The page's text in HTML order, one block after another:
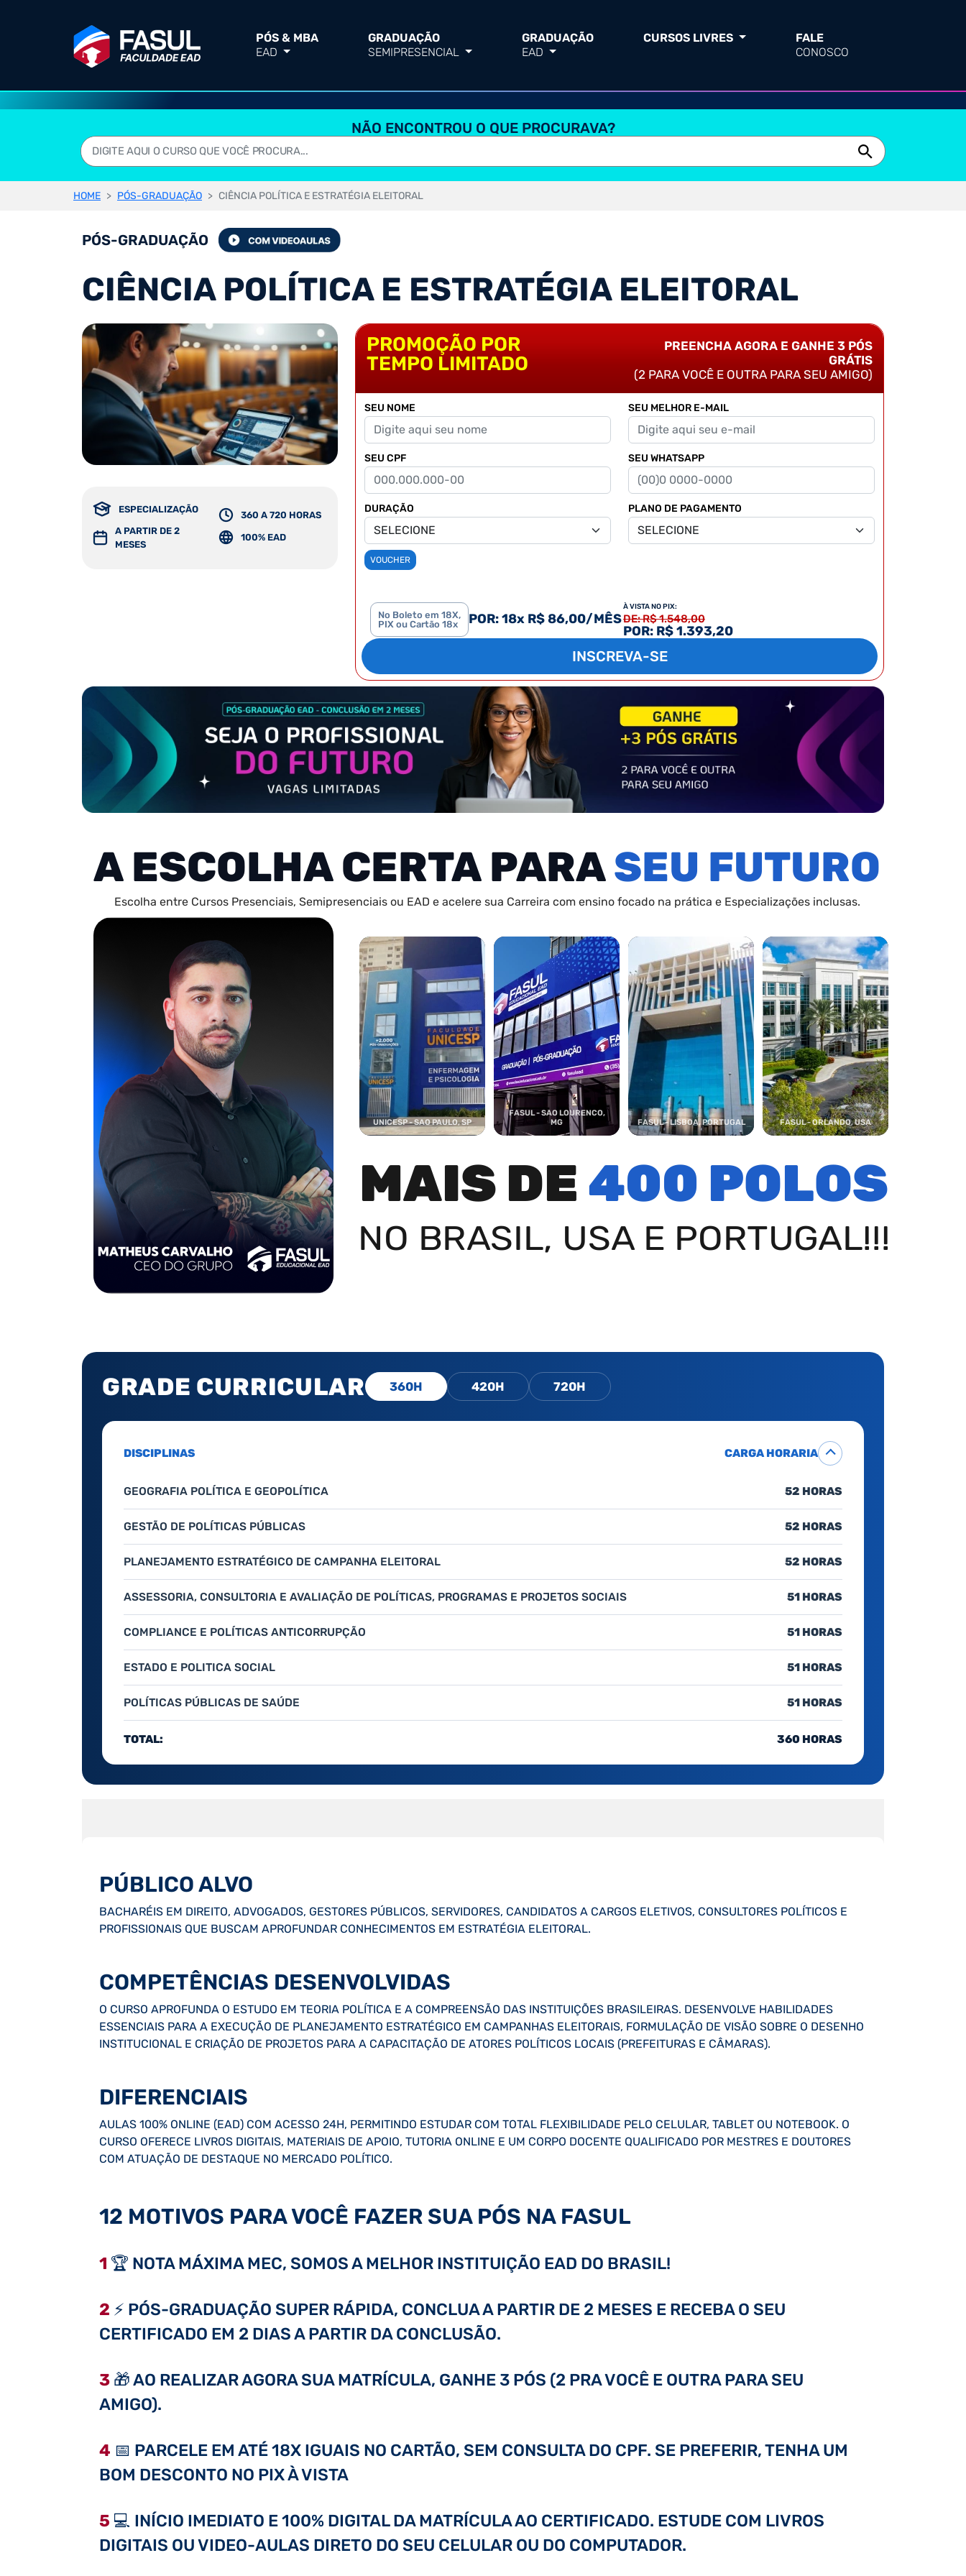
PÓS & MBA
EAD
GRADUAÇÃO
SEMIPRESENCIAL
GRADUAÇÃO
EAD
CURSOS LIVRES
FALE
CONOSCO
NÃO ENCONTROU O QUE PROCURAVA?
HOME PÓS-GRADUAÇÃO CIÊNCIA POLÍTICA E ESTRATÉGIA ELEITORAL
PÓS-GRADUAÇÃO
CIÊNCIA POLÍTICA E ESTRATÉGIA ELEITORAL
ESPECIALIZAÇÃO
A PARTIR DE 2
MESES
360 A 720 HORAS
100% EAD
PROMOÇÃO POR
TEMPO LIMITADO
PREENCHA AGORA E GANHE 3 PÓS
GRÁTIS
(2 PARA VOCÊ E OUTRA PARA SEU AMIGO)
SEU NOME
SEU CPF
SEU MELHOR E-MAIL
SEU WHATSAPP
DURAÇÃO PLANO DE PAGAMENTO
VOUCHER
No Boleto em 18X,
PIX ou Cartão 18x
POR: 18x R$ 86,00/MÊS
À VISTA NO PIX:
DE: R$ 1.548,00
POR: R$ 1.393,20
INSCREVA-SE
A ESCOLHA CERTA PARASEU FUTURO
Escolha entre Cursos Presenciais, Semipresenciais ou EAD e acelere sua Carreira com ensino focado na prática e Especializações inclusas.
UNICESP - SAO PAULO, SP
FASUL - SAO LOURENCO,
MG
FASUL - LISBOA, PORTUGAL FASUL - ORLANDO, USA
MAIS DE 400 POLOS
NO BRASIL, USA E PORTUGAL!!!
GRADE CURRICULAR 360H 420H 720H
DISCIPLINAS CARGA HORARIA
GEOGRAFIA POLÍTICA E GEOPOLÍTICA 52 HORAS
GESTÃO DE POLÍTICAS PÚBLICAS 52 HORAS
PLANEJAMENTO ESTRATÉGICO DE CAMPANHA ELEITORAL 52 HORAS
ASSESSORIA, CONSULTORIA E AVALIAÇÃO DE POLÍTICAS, PROGRAMAS E PROJETOS SOCIAIS 51 HORAS
COMPLIANCE E POLÍTICAS ANTICORRUPÇÃO 51 HORAS
ESTADO E POLITICA SOCIAL 51 HORAS
POLÍTICAS PÚBLICAS DE SAÚDE 51 HORAS
TOTAL: 360 HORAS
PÚBLICO ALVO
BACHARÉIS EM DIREITO, ADVOGADOS, GESTORES PÚBLICOS, SERVIDORES, CANDIDATOS A CARGOS ELETIVOS, CONSULTORES POLÍTICOS E
PROFISSIONAIS QUE BUSCAM APROFUNDAR CONHECIMENTOS EM ESTRATÉGIA ELEITORAL.
COMPETÊNCIAS DESENVOLVIDAS
O CURSO APROFUNDA O ESTUDO EM TEORIA POLÍTICA E A COMPREENSÃO DAS INSTITUIÇÕES BRASILEIRAS. DESENVOLVE HABILIDADES
ESSENCIAIS PARA A EXECUÇÃO DE PLANEJAMENTO ESTRATÉGICO EM CAMPANHAS ELEITORAIS, FORMULAÇÃO DE VISÃO SOBRE O DESENHO
INSTITUCIONAL E CRIAÇÃO DE PROJETOS PARA A CAPACITAÇÃO DE ATORES POLÍTICOS LOCAIS (PREFEITURAS E CÂMARAS).
DIFERENCIAIS
AULAS 100% ONLINE (EAD) COM ACESSO 24H, PERMITINDO ESTUDAR COM TOTAL FLEXIBILIDADE PELO CELULAR, TABLET OU NOTEBOOK. O
CURSO OFERECE LIVROS DIGITAIS, MATERIAIS DE APOIO, TUTORIA ONLINE E UM CORPO DOCENTE QUALIFICADO POR MESTRES E DOUTORES
COM ATUAÇÃO DE DESTAQUE NO MERCADO POLÍTICO.
12 MOTIVOS PARA VOCÊ FAZER SUA PÓS NA FASUL
1 🏆 NOTA MÁXIMA MEC, SOMOS A MELHOR INSTITUIÇÃO EAD DO BRASIL!
2 ⚡ PÓS-GRADUAÇÃO SUPER RÁPIDA, CONCLUA A PARTIR DE 2 MESES E RECEBA O SEU
CERTIFICADO EM 2 DIAS A PARTIR DA CONCLUSÃO.
3 🎁 AO REALIZAR AGORA SUA MATRÍCULA, GANHE 3 PÓS (2 PRA VOCÊ E OUTRA PARA SEU
AMIGO).
4 📅 PARCELE EM ATÉ 18X IGUAIS NO CARTÃO, SEM CONSULTA DO CPF. SE PREFERIR, TENHA UM
BOM DESCONTO NO PIX À VISTA
5 💻 INÍCIO IMEDIATO E 100% DIGITAL DA MATRÍCULA AO CERTIFICADO. ESTUDE COM LIVROS
DIGITAIS OU VIDEO-AULAS DIRETO DO SEU CELULAR OU DO COMPUTADOR.